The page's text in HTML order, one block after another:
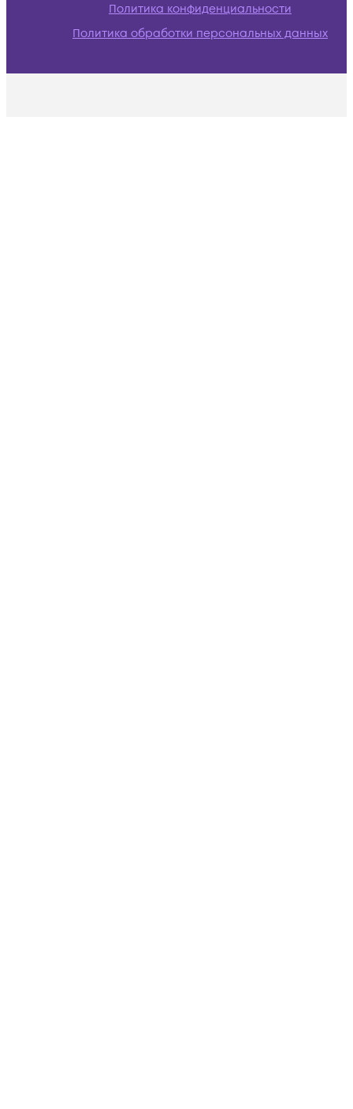
Политика конфиденциальности
Политика обработки персональных данных